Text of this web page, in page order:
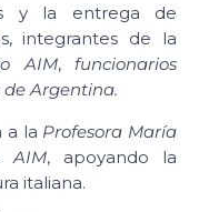
y la entrega de
integrantes de la
AIM, funcionarios
de Argentina.
a la Profesora María
AIM, apoyando la
italiana.